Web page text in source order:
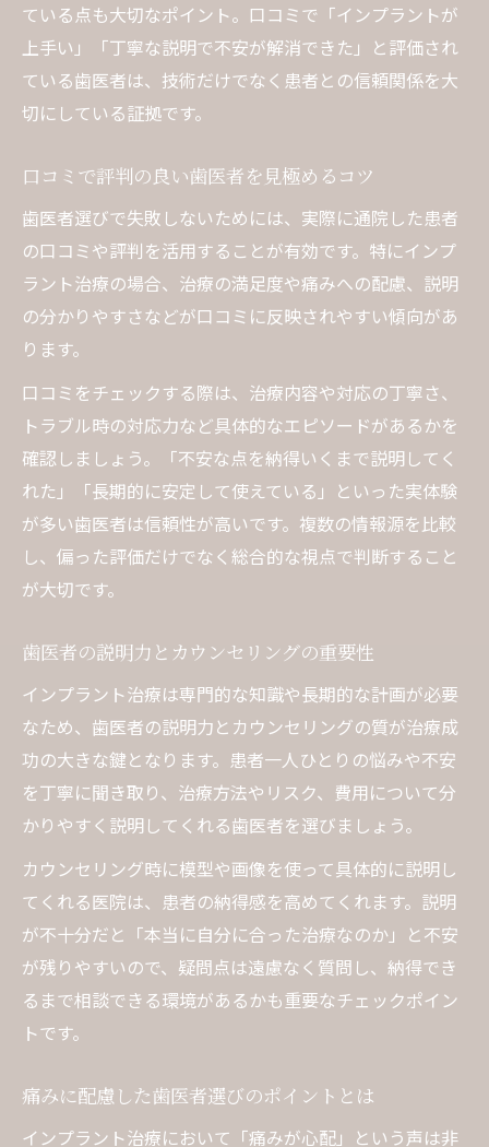
歯医者で長期安定を支えるフォローアップ
アクセス抜群な歯医者が選ばれる理由
カウンセリング重視の歯医者が長続きの秘
訣
納得できるインプラントの相談方法を解説
歯医者での初回カウンセリング活用法
インプラント治療の疑問を歯医者に相談す
るコツ
歯医者選びで大切な説明と納得のポイント
ット
実績豊富な歯医者との信頼構築術を解説
ている点も大切なポイント。口コミで「インプラントが
上手い」「丁寧な説明で不安が解消できた」と評価され
ている歯医者は、技術だけでなく患者との信頼関係を大
切にしている証拠です。
口コミで評判の良い歯医者を見極めるコツ
歯医者選びで失敗しないためには、実際に通院した患者
の口コミや評判を活用することが有効です。特にインプ
ラント治療の場合、治療の満足度や痛みへの配慮、説明
の分かりやすさなどが口コミに反映されやすい傾向があ
ります。
口コミをチェックする際は、治療内容や対応の丁寧さ、
トラブル時の対応力など具体的なエピソードがあるかを
確認しましょう。「不安な点を納得いくまで説明してく
れた」「長期的に安定して使えている」といった実体験
が多い歯医者は信頼性が高いです。複数の情報源を比較
し、偏った評価だけでなく総合的な視点で判断すること
が大切です。
歯医者の説明力とカウンセリングの重要性
インプラント治療は専門的な知識や長期的な計画が必要
なため、歯医者の説明力とカウンセリングの質が治療成
功の大きな鍵となります。患者一人ひとりの悩みや不安
を丁寧に聞き取り、治療方法やリスク、費用について分
かりやすく説明してくれる歯医者を選びましょう。
カウンセリング時に模型や画像を使って具体的に説明し
てくれる医院は、患者の納得感を高めてくれます。説明
が不十分だと「本当に自分に合った治療なのか」と不安
が残りやすいので、疑問点は遠慮なく質問し、納得でき
るまで相談できる環境があるかも重要なチェックポイン
トです。
痛みに配慮した歯医者選びのポイントとは
インプラント治療において「痛みが心配」という声は非